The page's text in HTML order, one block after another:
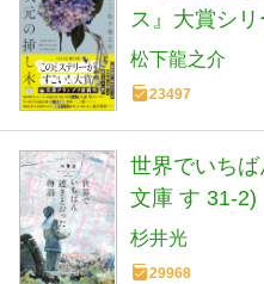
ス』大賞シ
松下龍之介
23497
世界でいち
文庫 す 31-2)
杉井光
29968